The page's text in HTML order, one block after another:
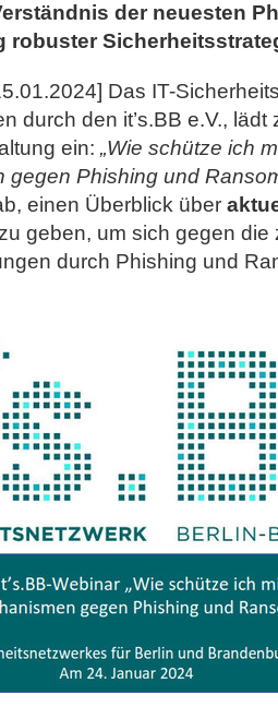
der neuesten
robuster
Das IT-
durch den it’s.BB e.V., lädt
ein: „Wie schütze ich
gegen Phishing und
einen Überblick über
zu geben, um sich gegen die
durch Phishing und